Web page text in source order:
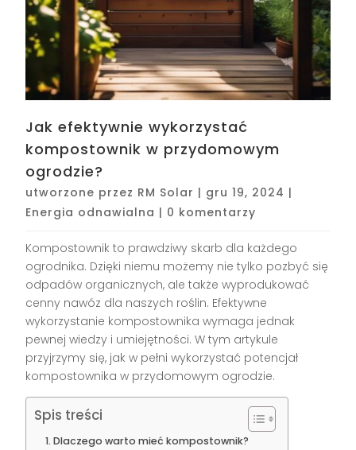
Jak efektywnie wykorzystać
kompostownik w przydomowym
ogrodzie?
utworzone przez RM Solar | gru 19, 2024 |
Energia odnawialna | 0 komentarzy
Kompostownik to prawdziwy skarb dla każdego
ogrodnika. Dzięki niemu możemy nie tylko pozbyć się
odpadów organicznych, ale także wyprodukować
cenny nawóz dla naszych roślin. Efektywne
wykorzystanie kompostownika wymaga jednak
pewnej wiedzy i umiejętności. W tym artykule
przyjrzymy się, jak w pełni wykorzystać potencjał
kompostownika w przydomowym ogrodzie.
Spis treści
Dlaczego warto mieć kompostownik?